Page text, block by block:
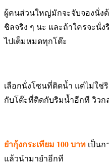
ผู้คนส่วนใหญ่มักจะจับจองนั่ง
ชิลจริง ๆ นะ และถ้าใครจะนั่
ไปเต็มหมดทุกโต๊ะ
เลือกนั่งโซนที่ติดน้ำ แต่ไม่ใช่
กับโต๊ะที่ติดกับริมน้ำอีกที วิวก
ยำกุ้งกระเทียม 100 บาท เป็นก
แล้วนำมายำอีกที